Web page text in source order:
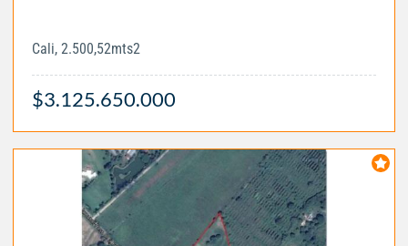
Cali, 2.500,52mts2
$3.125.650.000